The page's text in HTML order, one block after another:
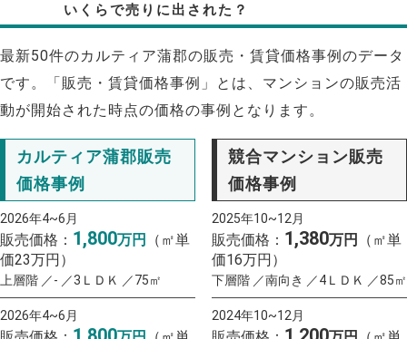
いくらで売りに出された？
最新50件のカルティア蒲郡の販売・賃貸価格事例のデータ
です。「販売・賃貸価格事例」とは、マンションの販売活
動が開始された時点の価格の事例となります。
カルティア蒲郡販売
価格事例
2026年4~6月
販売価格： 1,800万円
（㎡単
価23万円）
上層階 ／- ／3ＬＤＫ ／75㎡
2026年4~6月
競合マンション販売
価格事例
2025年10~12月
販売価格： 1,380万円
（㎡単
価16万円）
下層階 ／南向き ／4ＬＤＫ ／85㎡
2024年10~12月